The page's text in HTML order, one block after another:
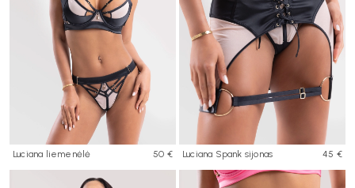
Luciana liemenėlė 50 € Luciana Spank sijonas 45 €